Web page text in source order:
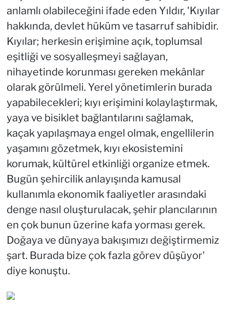
anlamlı olabileceğini ifade eden Yıldır, 'Kıyılar
hakkında, devlet hüküm ve tasarruf sahibidir.
Kıyılar; herkesin erişimine açık, toplumsal
eşitliği ve sosyalleşmeyi sağlayan,
nihayetinde korunması gereken mekânlar
olarak görülmeli. Yerel yönetimlerin burada
yapabilecekleri; kıyı erişimini kolaylaştırmak,
yaya ve bisiklet bağlantılarını sağlamak,
kaçak yapılaşmaya engel olmak, engellilerin
yaşamını gözetmek, kıyı ekosistemini
korumak, kültürel etkinliği organize etmek.
Bugün şehircilik anlayışında kamusal
kullanımla ekonomik faaliyetler arasındaki
denge nasıl oluşturulacak, şehir plancılarının
en çok bunun üzerine kafa yorması gerek.
Doğaya ve dünyaya bakışımızı değiştirmemiz
şart. Burada bize çok fazla görev düşüyor'
diye konuştu.